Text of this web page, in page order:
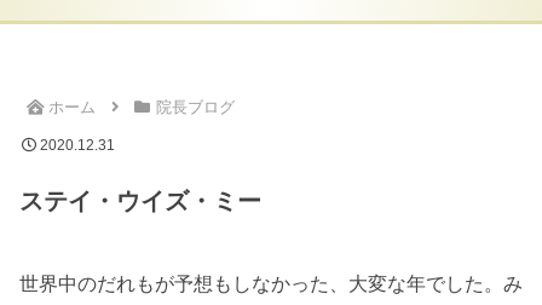
ホーム 院長ブログ
2020.12.31
ステイ・ウイズ・ミー
世界中のだれもが予想もしなかった、大変な年でした。み